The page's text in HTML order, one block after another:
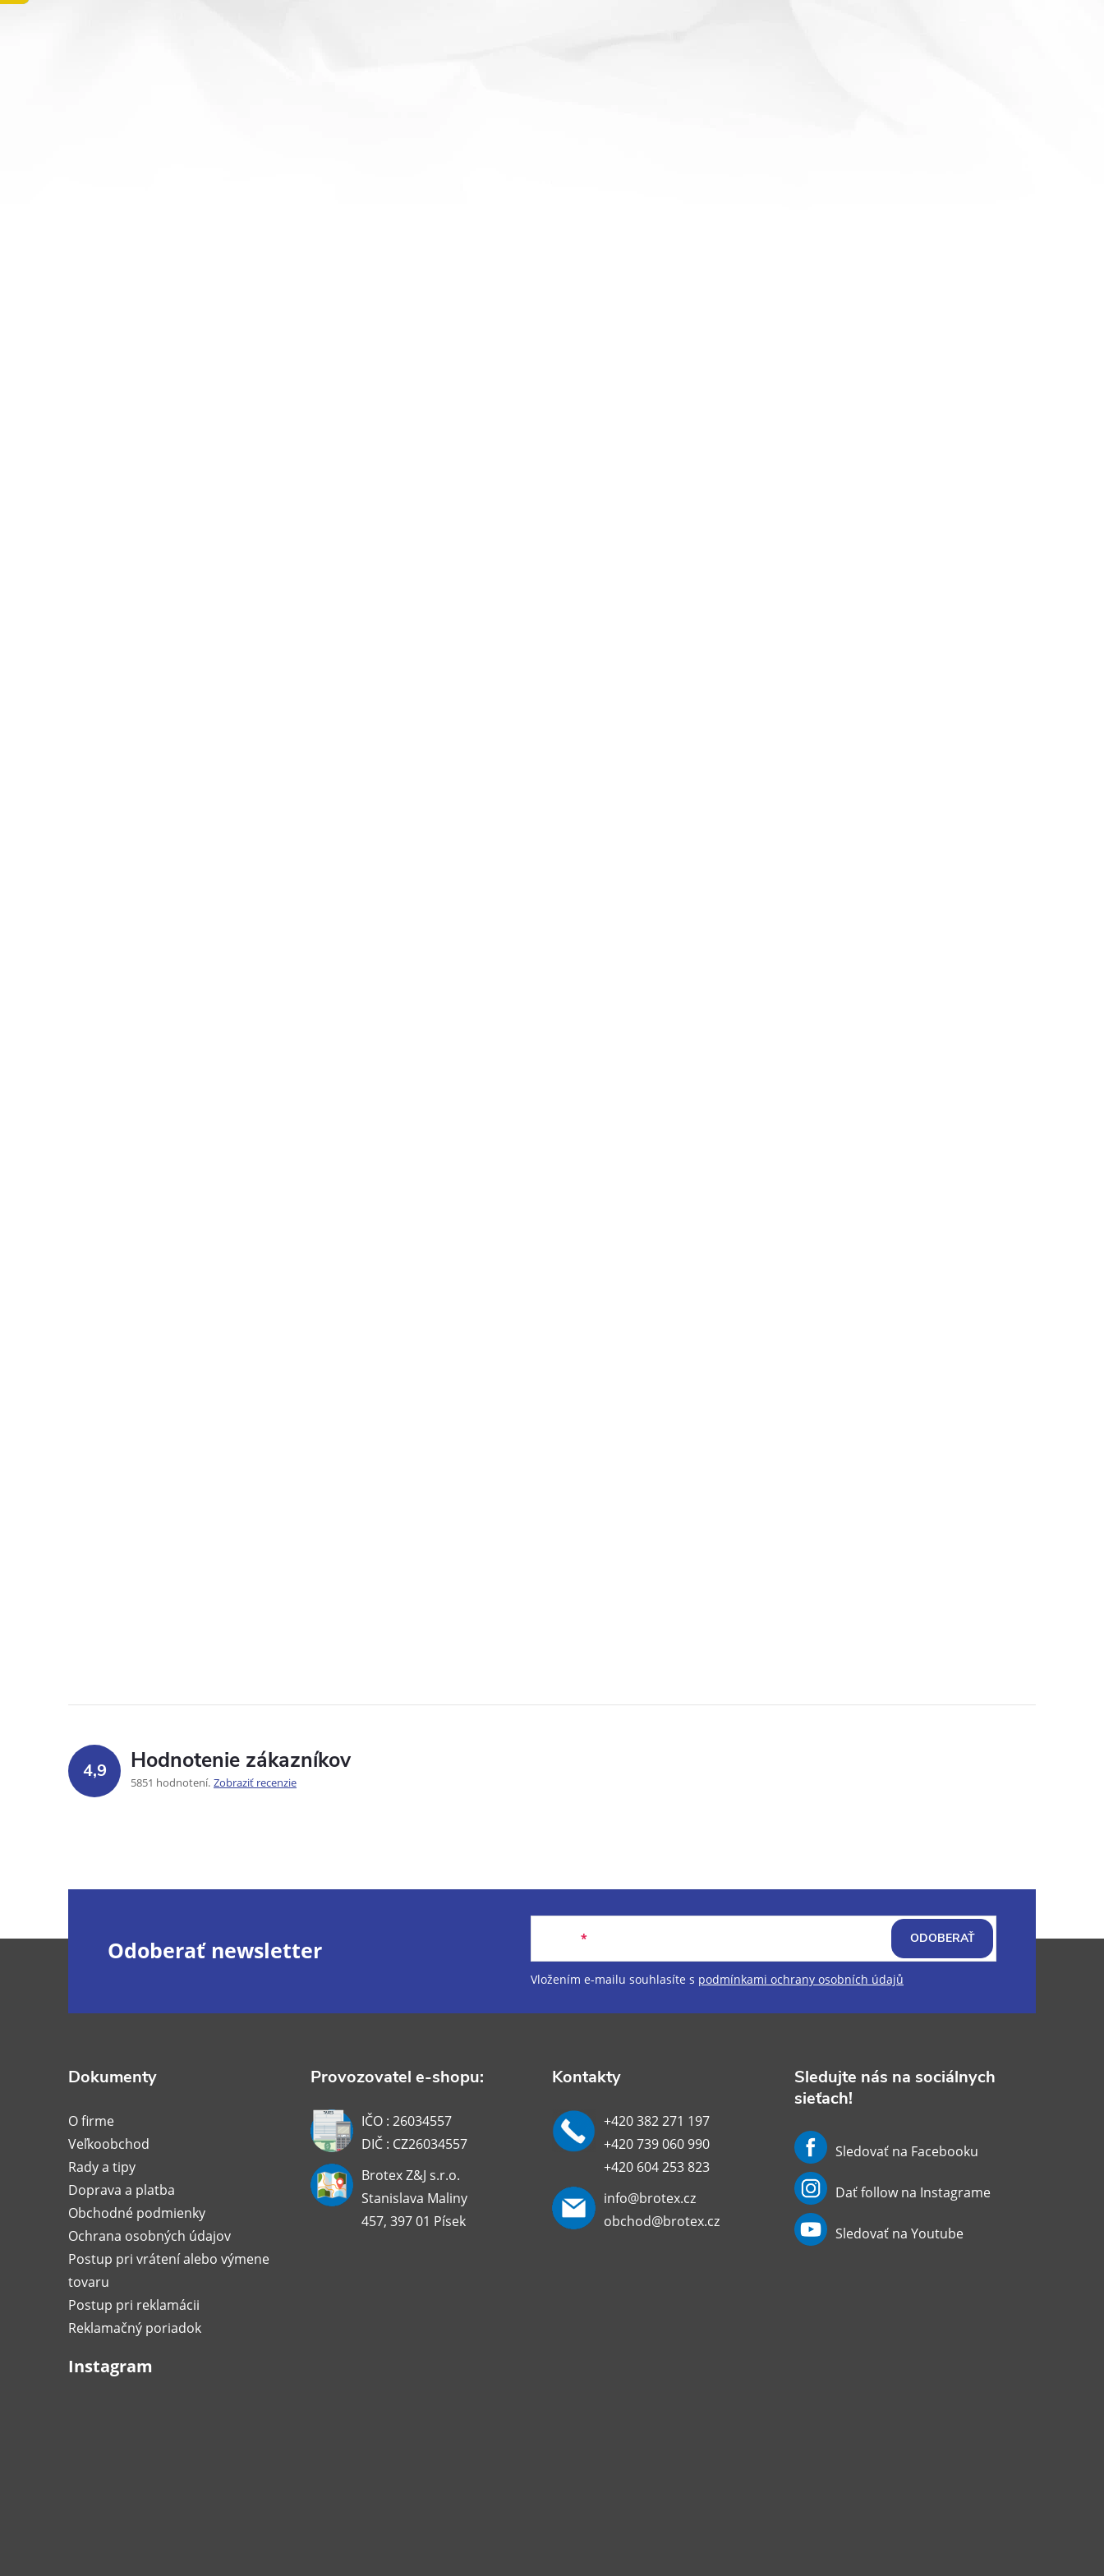
4,9 Hodnotenie zákazníkov
5851 hodnotení Zobraziť recenzie
Odoberať newsletter
Vložením e-mailu souhlasíte s podmínkami ochrany osobních údajů
ODOBERAŤ
Dokumenty
O firme
Veľkoobchod
Rady a tipy
Doprava a platba
Obchodné podmienky
Ochrana osobných údajov
Postup pri vrátení alebo výmene
tovaru
Postup pri reklamácii
Reklamačný poriadok
Provozovatel e-shopu:
IČO : 26034557
DIČ : CZ26034557
Brotex Z&J s.r.o.
Stanislava Maliny
457, 397 01 Písek
Kontakty
+420 382 271 197
+420 739 060 990
+420 604 253 823
info@brotex.cz
obchod@brotex.cz
Sledujte nás na sociálnych
sieťach!
Sledovať na Facebooku
Dať follow na Instagrame
Sledovať na Youtube
Instagram